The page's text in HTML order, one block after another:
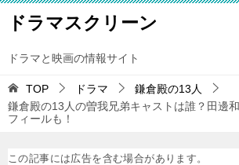
ドラマスクリーン
ドラマと映画の情報サイト
TOP ドラマ
鎌倉殿の13人
鎌倉殿の13人の曽我兄弟キャストは誰？田邊
フィールも！
この記事には広告を含む場合があります。